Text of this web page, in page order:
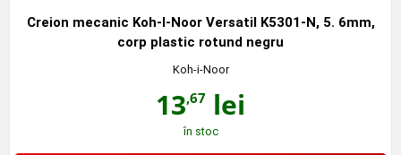
Creion mecanic Koh-I-Noor Versatil K5301-N, 5. 6mm,
corp plastic rotund negru
Koh-i-Noor
13,67 lei
în stoc